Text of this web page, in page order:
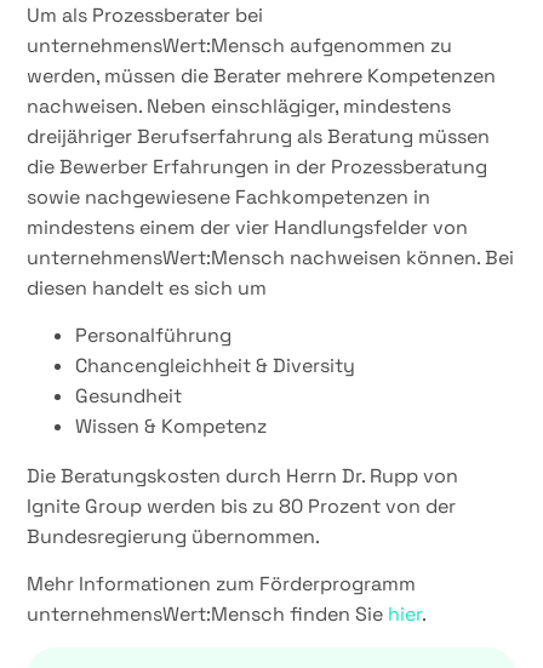
Um als Prozessberater bei
unternehmensWert:Mensch aufgenommen zu
werden, müssen die Berater mehrere Kompetenzen
nachweisen. Neben einschlägiger, mindestens
dreijähriger Berufserfahrung als Beratung müssen
die Bewerber Erfahrungen in der Prozessberatung
sowie nachgewiesene Fachkompetenzen in
mindestens einem der vier Handlungsfelder von
unternehmensWert:Mensch nachweisen können. Bei
diesen handelt es sich um
Personalführung
Chancengleichheit & Diversity
Gesundheit
Wissen & Kompetenz
Die Beratungskosten durch Herrn Dr. Rupp von
Ignite Group werden bis zu 80 Prozent von der
Bundesregierung übernommen.
Mehr Informationen zum Förderprogramm
unternehmensWert:Mensch finden Sie hier.